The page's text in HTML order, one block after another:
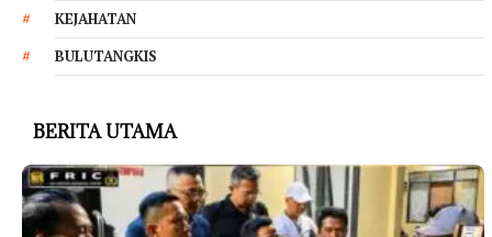
KEJAHATAN
BULUTANGKIS
BERITA UTAMA